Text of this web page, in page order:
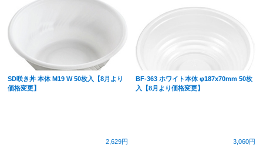
SD咲き丼 本体 M19 W 50枚入【8月より
価格変更】
2,629円
BF-363 ホワイト本体 φ187x70mm 50枚
入【8月より価格変更】
3,060円